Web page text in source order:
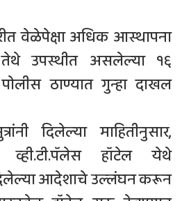
वेळेपेक्षा अधिक आस्थापना
उपस्थीत असलेल्या १६
ठाण्यात गुन्हा दाखल
दिलेल्या माहितीनुसार,
व्ही.टी.पॅलेस हॉटेल येथे
दिलेल्या आदेशाचे उल्लंघन करून